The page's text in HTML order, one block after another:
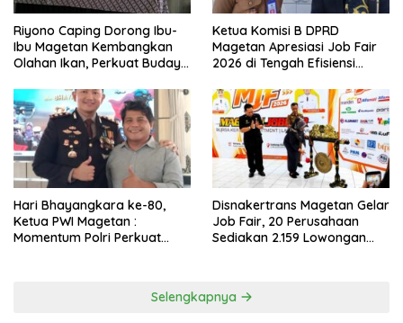
Riyono Caping Dorong Ibu-
Ibu Magetan Kembangkan
Olahan Ikan, Perkuat Budaya
Ketua Komisi B DPRD
Magetan Apresiasi Job Fair
2026 di Tengah Efisiensi
Hari Bhayangkara ke-80,
Ketua PWI Magetan :
Momentum Polri Perkuat
Disnakertrans Magetan Gelar
Job Fair, 20 Perusahaan
Sediakan 2.159 Lowongan
Selengkapnya